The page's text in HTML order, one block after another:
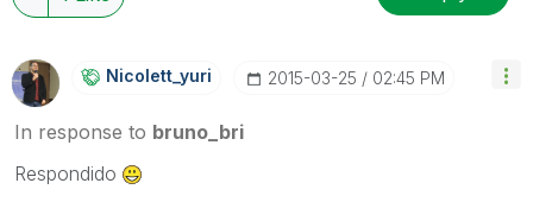
Nicolett_yuri ‎2015-03-25 02:45 PM
In response to bruno_bri
Respondido